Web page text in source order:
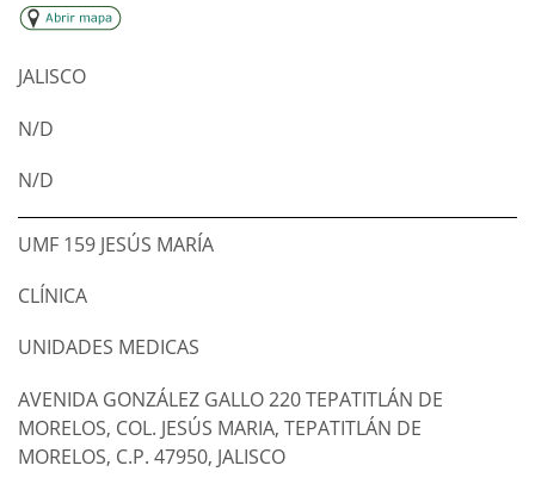
JALISCO
N/D
N/D
UMF 159 JESÚS MARÍA
CLÍNICA
UNIDADES MEDICAS
AVENIDA GONZÁLEZ GALLO 220 TEPATITLÁN DE
MORELOS, COL. JESÚS MARIA, TEPATITLÁN DE
MORELOS, C.P. 47950, JALISCO